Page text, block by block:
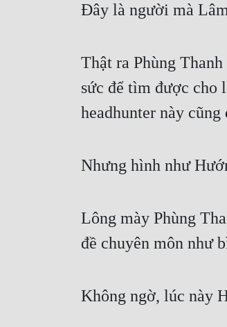
Đây là người mà
Thật ra Phùng
sức để tìm được cho
headhunter này
Nhưng hình như
Lông mày Phùng
đề chuyên môn như
Không ngờ, lúc này